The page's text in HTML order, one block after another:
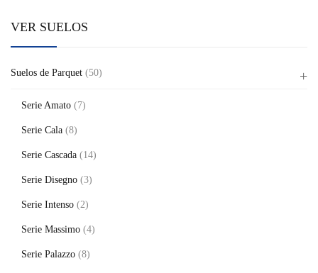
VER SUELOS
Suelos de Parquet (50)
Serie Amato (7)
Serie Cala (8)
Serie Cascada (14)
Serie Disegno (3)
Serie Intenso (2)
Serie Massimo (4)
Serie Palazzo (8)